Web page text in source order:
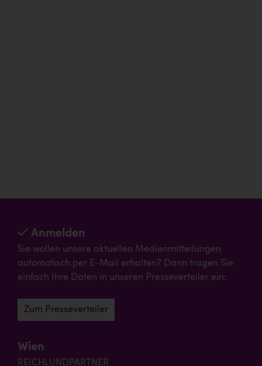
Anmelden
Sie wollen unsere aktuellen Medienmitteilungen
automatisch per E-Mail erhalten? Dann tragen Sie
einfach Ihre Daten in unseren Presseverteiler ein:
Zum Presseverteiler
Wien
REICHLUNDPARTNER